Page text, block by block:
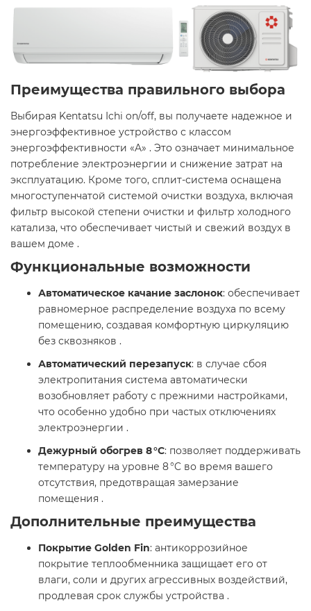
Преимущества правильного выбора
Выбирая Kentatsu Ichi on/off, вы получаете надежное и
энергоэффективное устройство с классом
энергоэффективности «A» . Это означает минимальное
потребление электроэнергии и снижение затрат на
эксплуатацию. Кроме того, сплит-система оснащена
многоступенчатой системой очистки воздуха, включая
фильтр высокой степени очистки и фильтр холодного
катализа, что обеспечивает чистый и свежий воздух в
вашем доме .​
Функциональные возможности
Автоматическое качание заслонок: обеспечивает
равномерное распределение воздуха по всему
помещению, создавая комфортную циркуляцию
без сквозняков .​
Автоматический перезапуск: в случае сбоя
электропитания система автоматически
возобновляет работу с прежними настройками,
что особенно удобно при частых отключениях
электроэнергии .​
Дежурный обогрев 8 °C: позволяет поддерживать
температуру на уровне 8 °C во время вашего
отсутствия, предотвращая замерзание
помещения .​
Дополнительные преимущества
Покрытие Golden Fin: антикоррозийное
покрытие теплообменника защищает его от
влаги, соли и других агрессивных воздействий,
продлевая срок службы устройства .​